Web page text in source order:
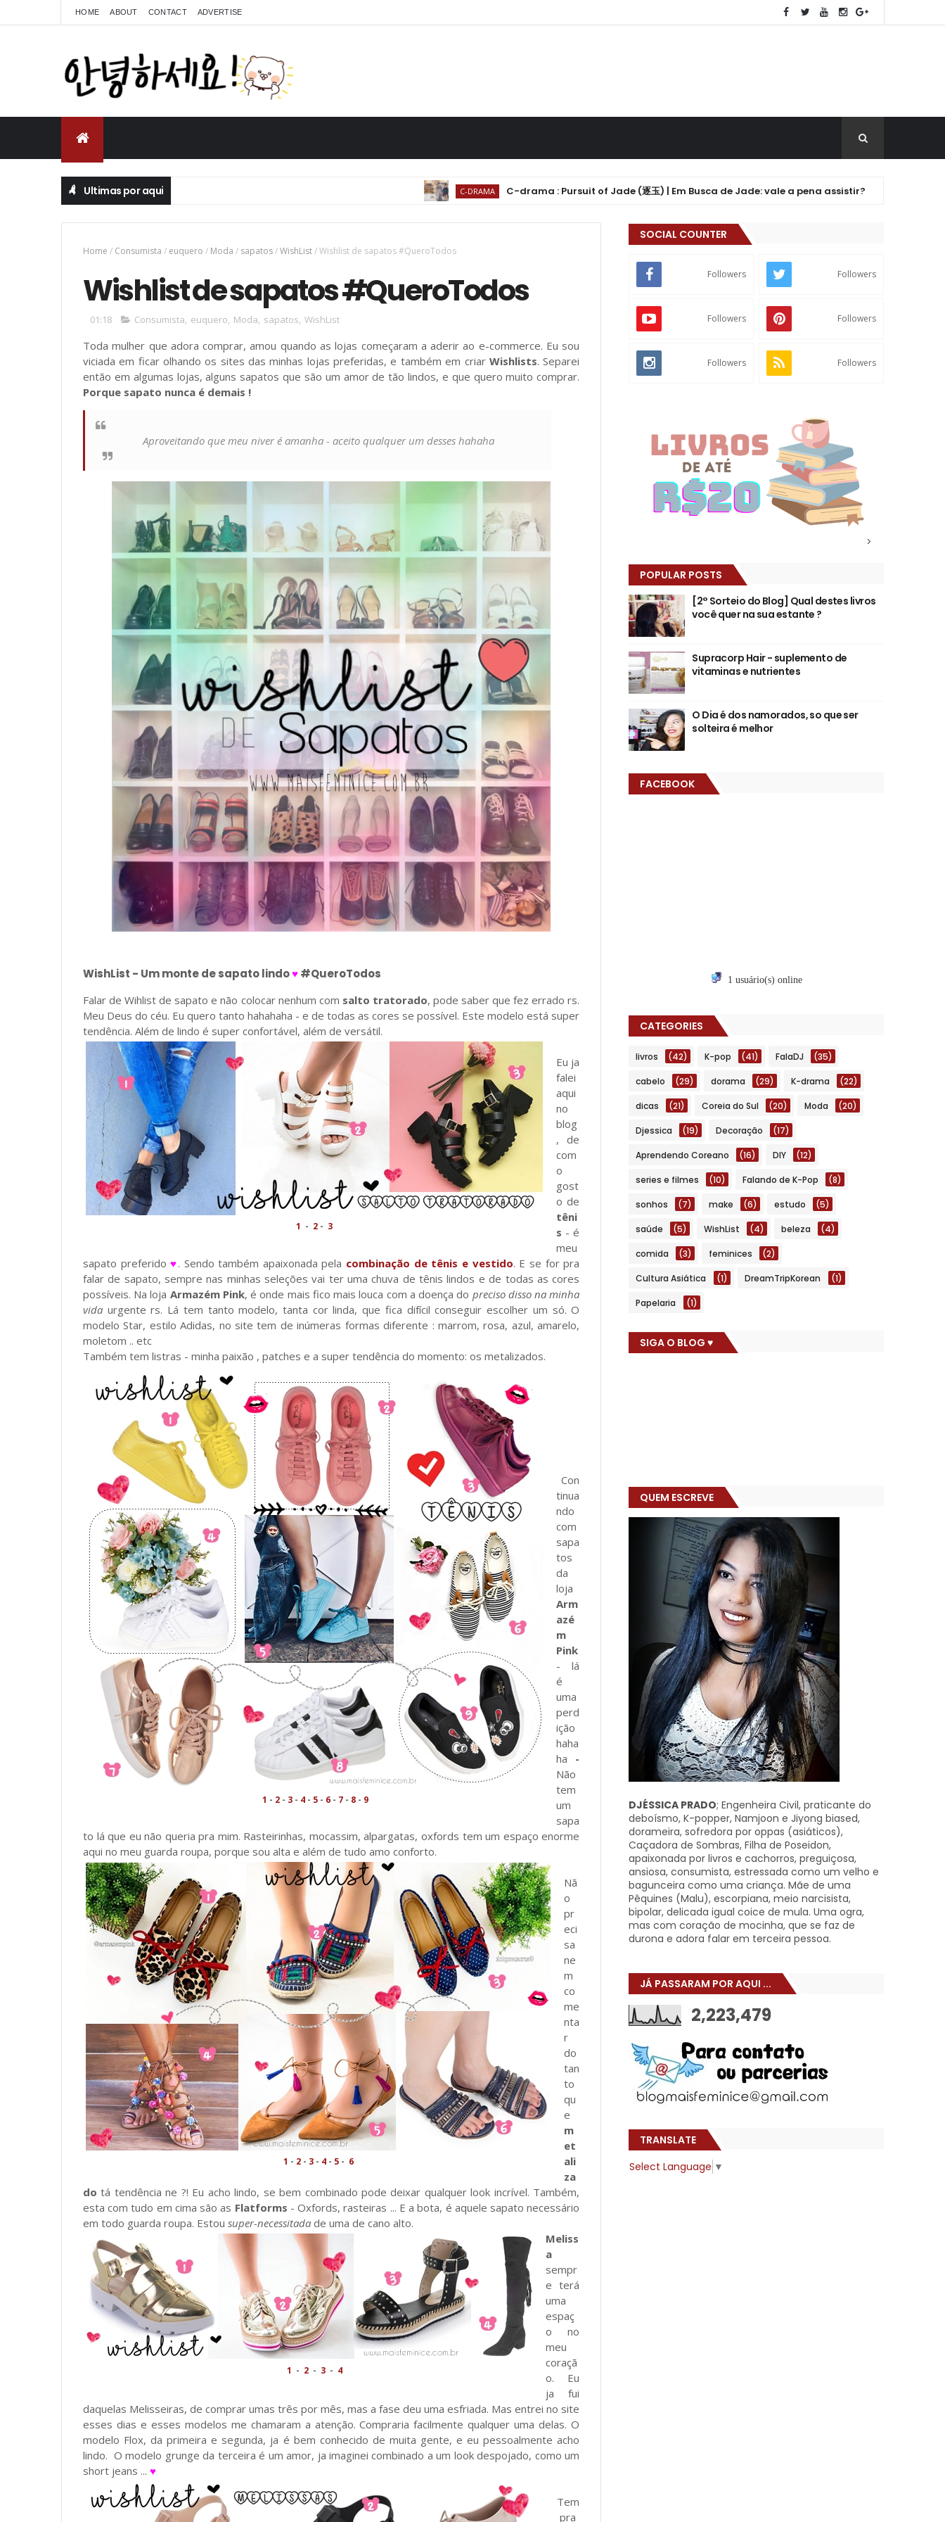
HOME ABOUT CONTACT ADVERTISE
Ultimas por aqui C-DRAMA C-drama : Pursuit of Jade (逐玉) | Em Busca de Jade: vale a pena assistir?
Home / Consumista / euquero / Moda / sapatos/WishList/Wishlist de sapatos #QueroTodos
Wishlist de sapatos #QueroTodos
01:18 Consumista, euquero, Moda, sapatos, WishList
Toda mulher que adora comprar, amou quando as lojas começaram a aderir ao e-commerce. Eu sou
viciada em ficar olhando os sites das minhas lojas preferidas, e também em criar Wishlists. Separei
então em algumas lojas, alguns sapatos que são um amor de tão lindos, e que quero muito comprar.
Porque sapato nunca é demais !
Aproveitando que meu niver é amanha - aceito qualquer um desses hahaha
WishList - Um monte de sapato lindo♥#QueroTodos
Falar de Wihlist de sapato e não colocar nenhum com salto tratorado, pode saber que fez errado rs.
Meu Deus do céu. Eu quero tanto hahahaha - e de todas as cores se possível. Este modelo está super
tendência. Além de lindo é super confortável, além de versátil.
1 - 2 - 3
Eu ja
falei
aqui
no
blog
, de
com
o
gost
o de
têni
s - é
meu
sapato preferido♥. Sendo também apaixonada pela combinação de tênis e vestido. E se for pra
falar de sapato, sempre nas minhas seleções vai ter uma chuva de tênis lindos e de todas as cores
possíveis. Na loja Armazém Pink, é onde mais fico mais louca com a doença do preciso disso na minha
vida urgente rs. Lá tem tanto modelo, tanta cor linda, que fica difícil conseguir escolher um só. O
modelo Star, estilo Adidas, no site tem de inúmeras formas diferente : marrom, rosa, azul, amarelo,
moletom .. etc
Também tem listras - minha paixão , patches e a super tendência do momento: os metalizados.
1 - 2 - 3 - 4 - 5 - 6 - 7 - 8 - 9
Con
tinua
ndo
com
sapa
tos
da
loja
Arm
azé
m
Pink
- lá
é
uma
perd
ição
haha
ha -
Não
tem
um
sapa
to lá que eu não queria pra mim. Rasteirinhas, mocassim, alpargatas, oxfords tem um espaço enorme
aqui no meu guarda roupa, porque sou alta e além de tudo amo conforto.
1 - 2- 3- 4- 5- 6
Nã
o
pr
eci
sa
ne
m
co
me
nta
r
do
tan
to
qu
e
m
et
ali
za
do tá tendência ne ?! Eu acho lindo, se bem combinado pode deixar qualquer look incrível. Também,
esta com tudo em cima são as Flatforms - Oxfords, rasteiras ... E a bota, é aquele sapato necessário
em todo guarda roupa. Estou super-necessitada de uma de cano alto.
1 - 2- 3- 4
Meliss
a
sempr
e terá
uma
espaç
o no
meu
coraçã
o. Eu
ja fui
daquelas Melisseiras, de comprar umas três por mês, mas a fase deu uma esfriada. Mas entrei no site
esses dias e esses modelos me chamaram a atenção. Compraria facilmente qualquer uma delas. O
modelo Flox, da primeira e segunda, ja é bem conhecido de muita gente, e eu pessoalmente acho
lindo. O modelo grunge da terceira é um amor, ja imaginei combinado a um look despojado, como um
short jeans ... ♥
Tem
pra
SOCIAL COUNTER
Followers Followers
Followers Followers
Followers Followers
>
POPULAR POSTS
[2° Sorteio do Blog] Qual destes livros
você quer na sua estante ?
Supracorp Hair - suplemento de
vitaminas e nutrientes
O Dia é dos namorados, so que ser
solteira é melhor
FACEBOOK
1 usuário(s) online
CATEGORIES
livros (42) K-pop (41) FalaDJ (35)
cabelo (29) dorama (29) K-drama (22)
dicas (21) Coreia do Sul (20) Moda (20)
Djessica (19) Decoração (17)
Aprendendo Coreano (16) DIY (12)
series e filmes (10) Falando de K-Pop (8)
sonhos (7) make (6) estudo (5)
saúde (5) WishList (4) beleza (4)
comida (3) feminices (2)
Cultura Asiática (1) DreamTripKorean (1)
Papelaria (1)
SIGA O BLOG ♥
QUEM ESCREVE
DJÉSSICA PRADO; Engenheira Civil, praticante do
deboísmo, K-popper, Namjoon e Jiyong biased,
dorameira, sofredora por oppas (asiáticos),
Caçadora de Sombras, Filha de Poseidon,
apaixonada por livros e cachorros, preguiçosa,
ansiosa, consumista, estressada como um velho e
bagunceira como uma criança. Mãe de uma
Pêquines (Malu), escorpiana, meio narcisista,
bipolar, delicada igual coice de mula. Uma ogra,
mas com coração de mocinha, que se faz de
durona e adora falar em terceira pessoa.
JÁ PASSARAM POR AQUI ...
2,223,479
TRANSLATE
Select Language ▼